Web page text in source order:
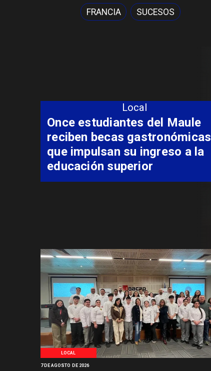
FRANCIA SUCESOS
LOCAL
7 DE AGOSTO DE 2026
Local
Álvarez-Salamanca lidera la
apuesta regional para
consolidar el Paso Pehuenche
como alternativa a Los
Libertadores